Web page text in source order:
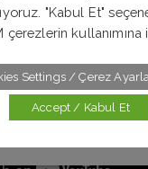
"Kabul Et"
çerezlerin kullanımına
Settings / Çerez
Accept / Kabul Et